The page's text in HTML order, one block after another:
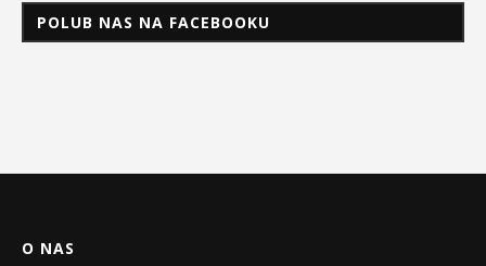
POLUB NAS NA FACEBOOKU
O NAS